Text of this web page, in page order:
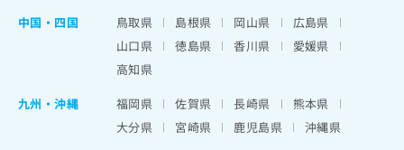
中国・四国
鳥取県 島根県 岡山県
広島県
山口県
徳島県 香川県
愛媛県
高知県
九州・沖縄
福岡県 佐賀県 長崎県
熊本県
大分県
宮崎県 鹿児島県 沖縄県